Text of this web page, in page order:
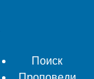
Поиск